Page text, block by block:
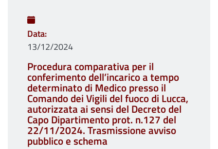
Data
13/12/2024
Procedura comparativa per il
conferimento dell’incarico a tempo
determinato di Medico presso il
Comando dei Vigili del fuoco di Lucca,
autorizzata ai sensi del Decreto del
Capo Dipartimento prot. n.127 del
22/11/2024. Trasmissione avviso
pubblico e schema